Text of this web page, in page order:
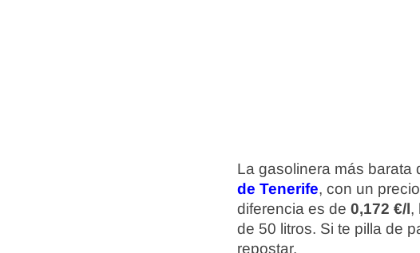
La gasolinera más barata
de Tenerife, con un
diferencia es de 0,172 €/l,
de 50 litros. Si te pilla de
repostar.